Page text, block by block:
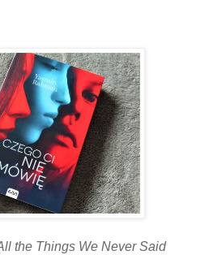
the Things We Never Said